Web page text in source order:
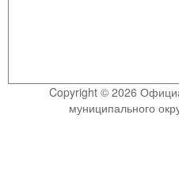
Copyright © 2026
муниципального